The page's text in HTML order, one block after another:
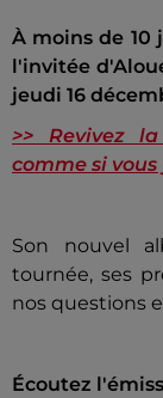
À moins de
l'invitée
jeudi 16
>> Revivez
comme si vous
Son nouvel
tournée, ses
nos questions
Écoutez